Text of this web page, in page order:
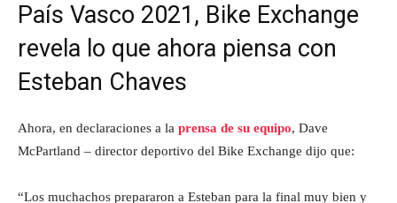
País Vasco 2021, Bike Exchange
revela lo que ahora piensa con
Esteban Chaves
Ahora, en declaraciones a la prensa de su equipo, Dave
McPartland – director deportivo del Bike Exchange dijo que:
“Los muchachos prepararon a Esteban para la final muy bien y